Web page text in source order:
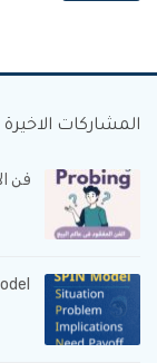
المشاركات الاخيرة
فن